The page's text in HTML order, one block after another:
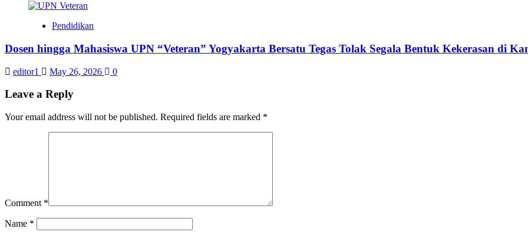
Pendidikan
Dosen hingga Mahasiswa UPN “Veteran” Yogyakarta Bersatu Tegas Tolak Segala Bentuk Kekerasan di
editor1 May 26, 2026 0
Leave a Reply
Your email address will not be published. Required fields are marked *
Comment *
Name *